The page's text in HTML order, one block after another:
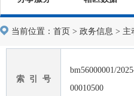
当前位置： 首页 > 政务信息 > 主
索 引 号
bm56000001/
00010500